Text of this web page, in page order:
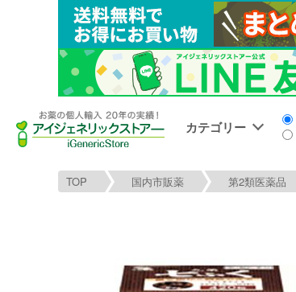
カテゴリー
TOP 国内市販薬 第2類医薬品